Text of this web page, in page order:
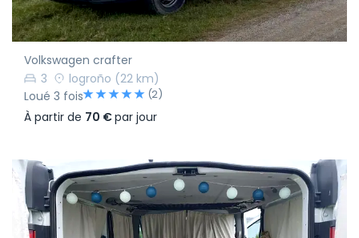
Volkswagen crafter
3
logroño (22 km)
Loué 3 fois
(2)
À partir de 70 €par jour